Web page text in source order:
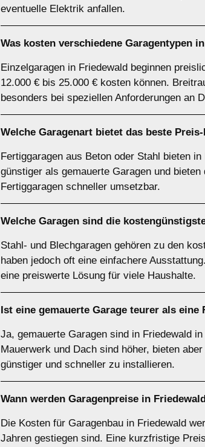
eventuelle Elektrik anfallen.
Was kosten verschiedene Garagentypen
Einzelgaragen in Friedewald beginnen
12.000 € bis 25.000 € kosten können.
besonders bei speziellen Anforderungen an
Welche Garagenart bietet das beste
Fertiggaragen aus Beton oder Stahl bieten
günstiger als gemauerte Garagen und
Fertiggaragen schneller umsetzbar.
Welche Garagen sind die
Stahl- und Blechgaragen gehören zu den
haben jedoch oft eine einfachere
eine preiswerte Lösung für viele Haushalte.
Ist eine gemauerte Garage teurer als
Ja, gemauerte Garagen sind in Friedewald
Mauerwerk und Dach sind höher, bieten
günstiger und schneller zu installieren.
Wann werden Garagenpreise in
Die Kosten für Garagenbau in Friedewald
Jahren gestiegen sind. Eine kurzfristige